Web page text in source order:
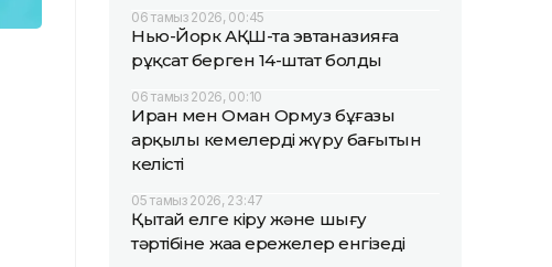
06 тамыз 2026, 00:45
Нью-Йорк АҚШ-та эвтаназияға
рұқсат берген 14-штат болды
06 тамыз 2026, 00:10
Иран мен Оман Ормуз бұғазы
арқылы кемелердің жүру бағытын
келісті
05 тамыз 2026, 23:47
Қытай елге кіру және шығу
тәртібіне жаңа ережелер енгізеді